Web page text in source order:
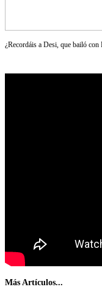
¿Recordáis a Desi, que bailó
Más Artículos...